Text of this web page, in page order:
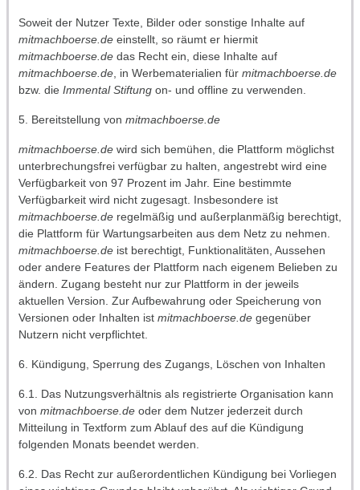
Soweit der Nutzer Texte, Bilder oder sonstige Inhalte auf
mitmachboerse.de einstellt, so räumt er hiermit
mitmachboerse.de das Recht ein, diese Inhalte auf
mitmachboerse.de , in Werbematerialien für mitmachboerse.de
bzw. die Immental Stiftung on- und offline zu verwenden.
5. Bereitstellung von mitmachboerse.de
mitmachboerse.de wird sich bemühen, die Plattform möglichst
unterbrechungsfrei verfügbar zu halten, angestrebt wird eine
Verfügbarkeit von 97 Prozent im Jahr. Eine bestimmte
Verfügbarkeit wird nicht zugesagt. Insbesondere ist
mitmachboerse.de regelmäßig und außerplanmäßig berechtigt,
die Plattform für Wartungsarbeiten aus dem Netz zu nehmen.
mitmachboerse.de ist berechtigt, Funktionalitäten, Aussehen
oder andere Features der Plattform nach eigenem Belieben zu
ändern. Zugang besteht nur zur Plattform in der jeweils
aktuellen Version. Zur Aufbewahrung oder Speicherung von
Versionen oder Inhalten ist mitmachboerse.de gegenüber
Nutzern nicht verpflichtet.
6. Kündigung, Sperrung des Zugangs, Löschen von Inhalten
6.1. Das Nutzungsverhältnis als registrierte Organisation kann
von mitmachboerse.de oder dem Nutzer jederzeit durch
Mitteilung in Textform zum Ablauf des auf die Kündigung
folgenden Monats beendet werden.
6.2. Das Recht zur außerordentlichen Kündigung bei Vorliegen